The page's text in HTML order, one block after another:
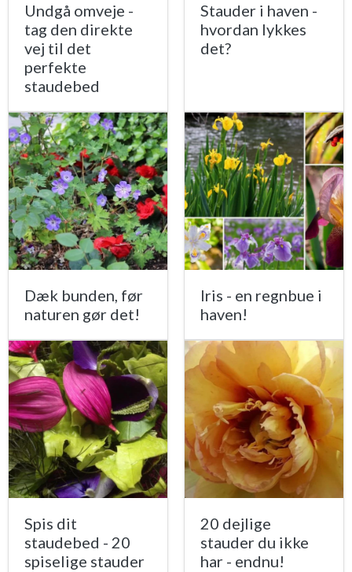
Undgå omveje -
tag den direkte
vej til det
perfekte
staudebed
Stauder i haven -
hvordan lykkes
det?
Dæk bunden, før
naturen gør det!
Iris - en regnbue i
haven!
Spis dit
staudebed - 20
spiselige stauder
20 dejlige
stauder du ikke
har - endnu!